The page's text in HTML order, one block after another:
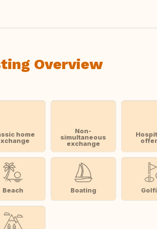
Overview
home
Non-
simultaneous
exchange
Beach Boating